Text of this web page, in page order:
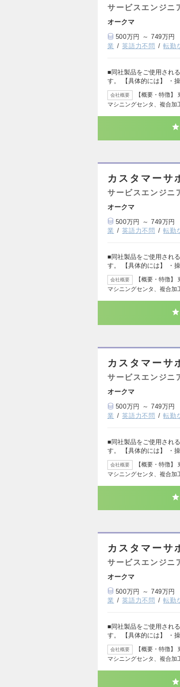
サービスエンジニ
オークマ
500万円 ～ 749万円
業
英語力不問 転勤
■同社製品をご使用され
す。 【具体的には】 ・
会社概要
【概要・特徴
マシニングセンタ、複合加
カスタマーサ
サービスエンジニ
オークマ
500万円 ～ 749万円
業
英語力不問 転勤
■同社製品をご使用され
す。 【具体的には】 ・
会社概要
【概要・特徴
マシニングセンタ、複合
カスタマーサ
サービスエンジニ
オークマ
500万円 ～ 749万円
業
英語力不問 転勤
■同社製品をご使用され
す。 【具体的には】 ・
会社概要
【概要・特徴
マシニングセンタ、複合
カスタマーサ
サービスエンジニ
オークマ
500万円 ～ 749万円
業
英語力不問 転勤
■同社製品をご使用され
す。 【具体的には】 ・
会社概要
【概要・特徴
マシニングセンタ、複合